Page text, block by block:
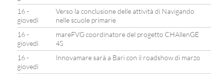
16 -
giovedì
Verso la conclusione delle attività di Navigando
nelle scuole primarie
16 -
giovedì
mareFVG coordinatore del progetto CHAllenGE
4S
16 -
giovedì
Innovamare sarà a Bari con il roadshow di marzo